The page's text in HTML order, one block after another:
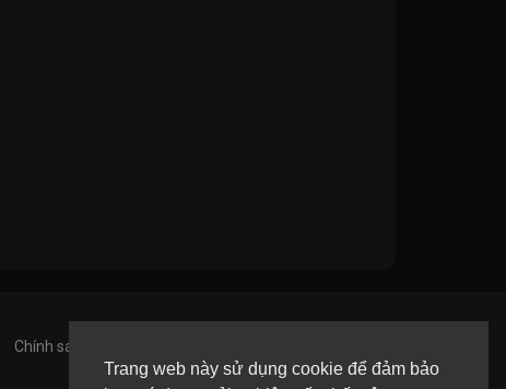
Trang web này sử dụng cookie để đảm bảo
Chính sách bảo mật